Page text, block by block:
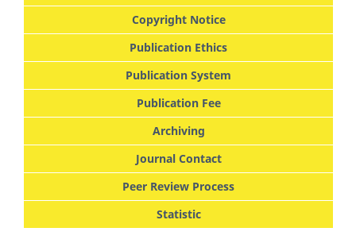
Copyright Notice
Publication Ethics
Publication System
Publication Fee
Archiving
Journal Contact
Peer Review Process
Statistic